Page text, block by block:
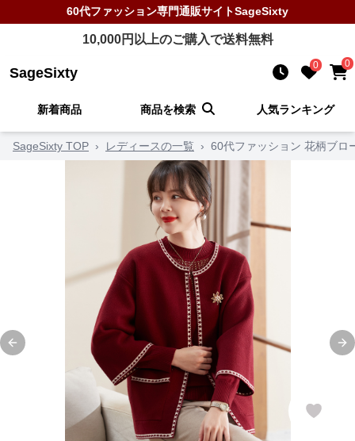
60代ファッション専門通販サイトSageSixty
10,000円以上のご購入で送料無料
SageSixty 0 0
新着商品 商品を検索 人気ランキング
SageSixty TOP › レディースの一覧 › 60代ファッション 花柄ブロ
Previous slide